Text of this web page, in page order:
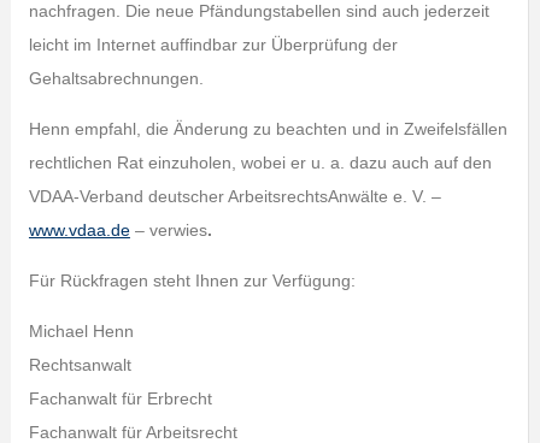
nachfragen. Die neue Pfändungstabellen sind auch jederzeit
leicht im Internet auffindbar zur Überprüfung der
Gehaltsabrechnungen.
Henn empfahl, die Änderung zu beachten und in Zweifelsfällen
rechtlichen Rat einzuholen, wobei er u. a. dazu auch auf den
VDAA-Verband deutscher ArbeitsrechtsAnwälte e. V. –
www.vdaa.de– verwies.
Für Rückfragen steht Ihnen zur Verfügung:
Michael Henn
Rechtsanwalt
Fachanwalt für Erbrecht
Fachanwalt für Arbeitsrecht